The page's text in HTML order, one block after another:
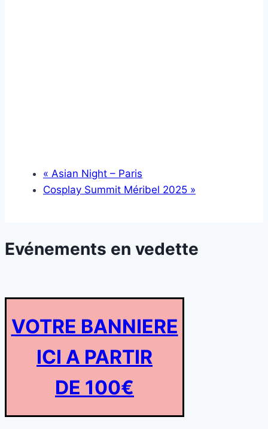
« Asian Night – Paris
Cosplay Summit Méribel 2025 »
Evénements en vedette
VOTRE BANNIERE
ICI A PARTIR
DE 100€